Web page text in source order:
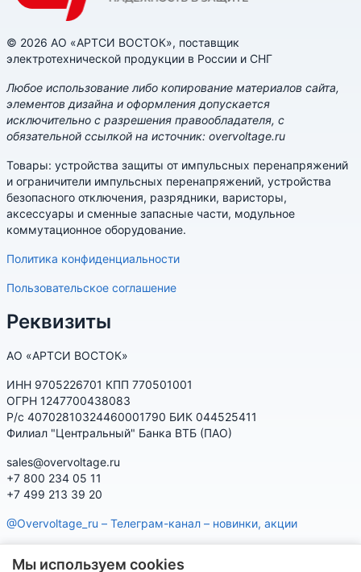
© 2026 АО «АРТСИ ВОСТОК», поставщик
электротехнической продукции в России и СНГ
Любое использование либо копирование материалов сайта,
элементов дизайна и оформления допускается
исключительно с разрешения правообладателя, с
обязательной ссылкой на источник: overvoltage.ru
Товары: устройства защиты от импульсных перенапряжений
и ограничители импульсных перенапряжений, устройства
безопасного отключения, разрядники, варисторы,
аксессуары и сменные запасные части, модульное
коммутационное оборудование.
Политика конфиденциальности
Пользовательское соглашение
Реквизиты
АО «АРТСИ ВОСТОК»
ИНН 9705226701 КПП 770501001
ОГРН 1247700438083
Р/с 40702810324460001790 БИК 044525411
Филиал "Центральный" Банка ВТБ (ПАО)
sales@overvoltage.ru
+7 800 234 05 11
+7 499 213 39 20
@Overvoltage_ru – Телеграм-канал – новинки, акции
характеристики, наличие, подбор
Мы используем cookies